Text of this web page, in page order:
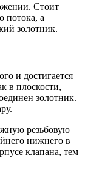
Стоит
потока, а
золотник.
и достигается
в плоскости,
золотник.
резьбовую
нижнего в
клапана, тем